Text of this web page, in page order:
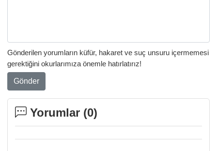
Gönderilen yorumların küfür, hakaret ve suç unsuru içermemesi
gerektiğini okurlarımıza önemle hatırlatırız!
Gönder
Yorumlar (0)